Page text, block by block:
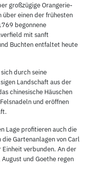
großzügige Orangerie-
über einen der frühesten
begonnene
mit sanft
Buchten entfaltet heute
durch seine
Landschaft aus der
chinesische Häuschen
und eröffnen
Lage profitieren auch die
Gartenanlagen von Carl
verbunden. An der
und Goethe regen